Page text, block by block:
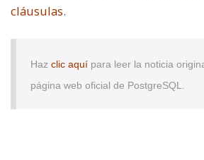
cláusulas.
Haz clic aquí para leer la noticia
página web oficial de PostgreSQL.